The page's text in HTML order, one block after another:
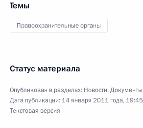
Темы
Правоохранительные органы
Статус материала
Опубликован в разделах: Новости,Документы
Дата публикации: 14 января 2011 года, 19:45
Текстовая версия